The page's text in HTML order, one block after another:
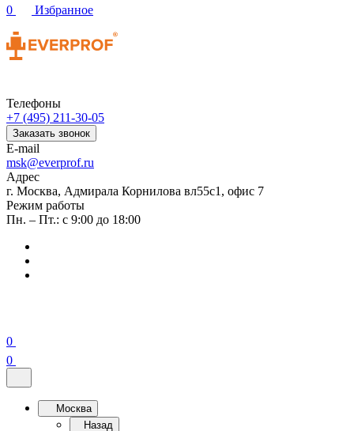
0
Избранное
Телефоны
+7 (495) 211-30-05
Заказать звонок
E-mail
msk@everprof.ru
Адрес
г. Москва, Адмирала Корнилова вл55с1, офис 7
Режим работы
Пн. – Пт.: с 9:00 до 18:00
0
0
Москва
Назад